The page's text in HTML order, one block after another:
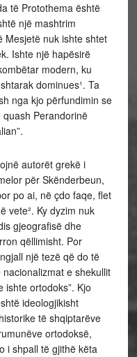
të Protothema është
një mashtrim
Mesjetë nuk ishte shtet
Ishte një hapësirë
modern, ku
dominues¹. Ta
nga kjo përfundimin se
Perandorinë
autorët grekë i
për Skënderbeun,
po ai, në çdo faqe, flet
vete². Ky dyzim nuk
gjeografisë dhe
qëllimisht. Por
një tezë që do të
e shekullit
ishte ortodoks”. Kjo
ideologjikisht
të shqiptarëve
ortodoksë,
i shpall të gjithë këta